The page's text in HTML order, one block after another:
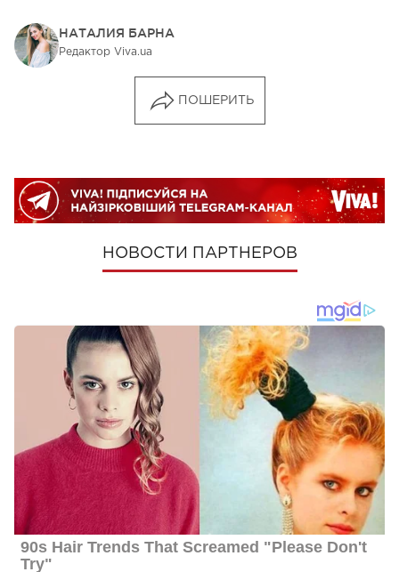
НАТАЛИЯ БАРНА
Редактор Viva.ua
ПОШЕРИТЬ
НОВОСТИ ПАРТНЕРОВ